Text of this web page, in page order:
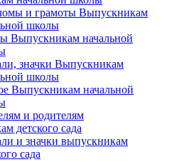
и грамоты Выпускникам
школы
Выпускникам начальной
значки Выпускникам
школы
Выпускникам начальной
и родителям
детского сада
и значки выпускникам
сада